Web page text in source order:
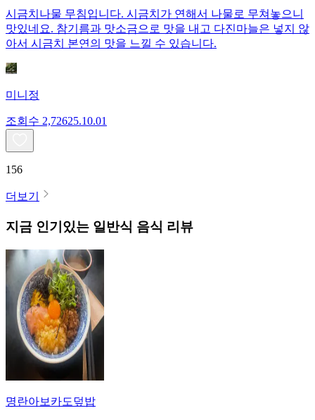
시금치나물 무침입니다. 시금치가 연해서 나물로 무쳐놓으니
맛있네요. 참기름과 맛소금으로 맛을 내고 다진마늘은 넣지 않
아서 시금치 본연의 맛을 느낄 수 있습니다.
미니정
조회수 2,72625.10.01
156
더보기
지금 인기있는 일반식 음식 리뷰
명란아보카도덮밥